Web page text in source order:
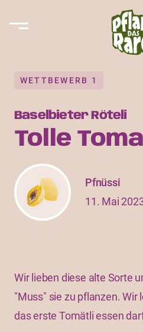
WETTBEWERB 1
Baselbieter Röteli
Tolle
Pfnüssi
11. Mai
Wir lieben diese alte Sorte
"Muss" sie zu pflanzen. Wir
das erste Tomätli essen